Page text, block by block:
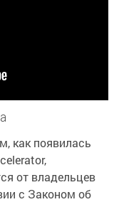
как появилась
от владельцев
с Законом об